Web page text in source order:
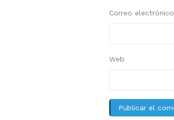
Correo electrónico
Web